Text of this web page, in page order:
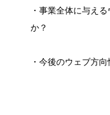
・事業全体に与え
か？
・今後のウェブ方